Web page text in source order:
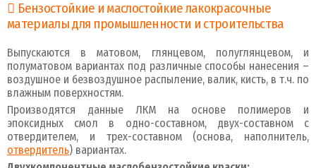
Бензостойкие и маслостойкие лакокрасочные
материалы для промышленности и строительства
Выпускаются в матовом, глянцевом, полуглянцевом, и
полуматовом вариантах под различные способы нанесения –
воздушное и безвоздушное распыление, валик, кисть, в т.ч. по
влажным поверхностям.
Производятся данные ЛКМ на основе полимеров и
эпоксидных смол в одно-составном, двух-составном с
отвердителем, и трех-составном (основа, наполнитель,
отвердитель) вариантах.